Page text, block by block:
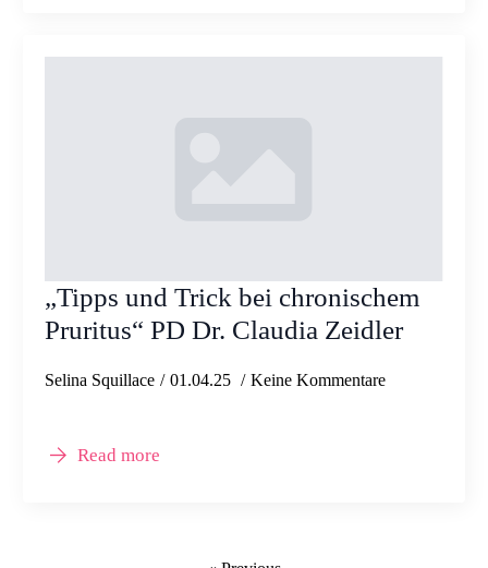
„Tipps und Trick bei chronischem
Pruritus“ PD Dr. Claudia Zeidler
Selina Squillace 01.04.25 Keine Kommentare
Read more